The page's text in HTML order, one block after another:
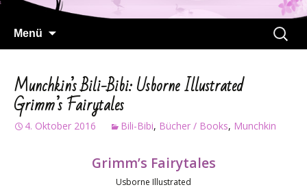
Menü
Suchen
nach:
Munchkin’s Bili-Bibi: Usborne Illustrated
Grimm’s Fairytales
4. Oktober 2016 Bili-Bibi, Bücher / Books, Munchkin
Grimm’s Fairytales
Usborne Illustrated